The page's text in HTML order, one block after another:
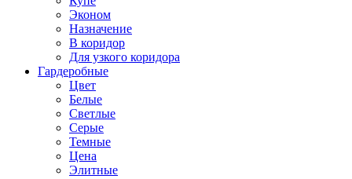
Эконом
Назначение
В коридор
Для узкого коридора
Гардеробные
Цвет
Белые
Светлые
Серые
Темные
Цена
Элитные